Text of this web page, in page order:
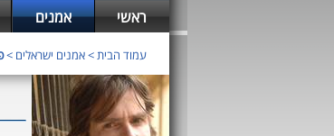
ראשי אמנים
עמוד הבית>אמנים ישראלים >